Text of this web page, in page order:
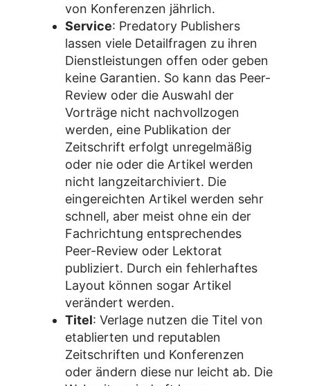
von Konferenzen jährlich.
Service: Predatory Publishers
lassen viele Detailfragen zu ihren
Dienstleistungen offen oder geben
keine Garantien. So kann das Peer-
Review oder die Auswahl der
Vorträge nicht nachvollzogen
werden, eine Publikation der
Zeitschrift erfolgt unregelmäßig
oder nie oder die Artikel werden
nicht langzeitarchiviert. Die
eingereichten Artikel werden sehr
schnell, aber meist ohne ein der
Fachrichtung entsprechendes
Peer-Review oder Lektorat
publiziert. Durch ein fehlerhaftes
Layout können sogar Artikel
verändert werden.
Titel: Verlage nutzen die Titel von
etablierten und reputablen
Zeitschriften und Konferenzen
oder ändern diese nur leicht ab. Die